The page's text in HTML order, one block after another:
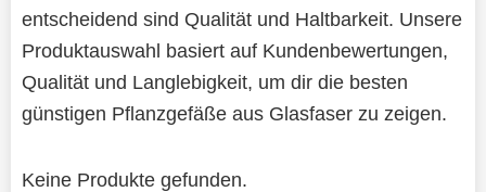
entscheidend sind Qualität und Haltbarkeit. Unsere
Produktauswahl basiert auf Kundenbewertungen,
Qualität und Langlebigkeit, um dir die besten
günstigen Pflanzgefäße aus Glasfaser zu zeigen.
Keine Produkte gefunden.